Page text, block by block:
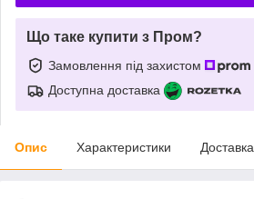
Що таке купити з Пром?
Замовлення під захистом
Доступна доставка
Опис Характеристики Доставка